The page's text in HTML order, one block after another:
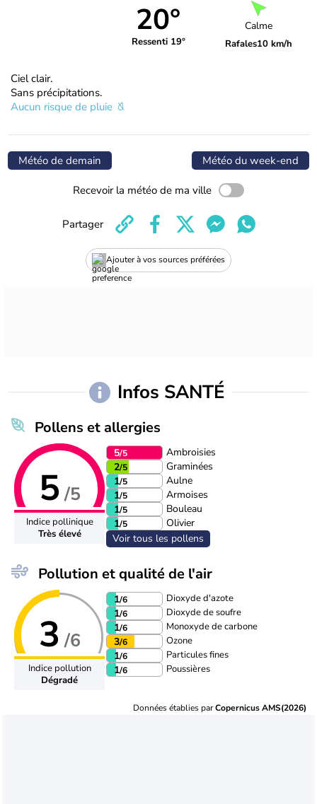
20°
Ressenti 19°
Calme
Rafales10 km/h
Ciel clair.
Sans précipitations.
Aucun risque de pluie
Météo de demain Météo du week-end
Recevoir la météo de ma ville
Ajouter à vos sources préférées
Partager
Infos SANTÉ
Pollens et allergies
5 /5
Indice pollinique
Très élevé
5/5
Ambroisies
2/5
Graminées
1/5
Aulne
1/5
Armoises
1/5
Bouleau
1/5
Olivier
Voir tous les pollens
Pollution et qualité de l'air
3 /6
Indice pollution
Dégradé
1/6 Dioxyde d'azote
1/6 Dioxyde de soufre
1/6 Monoxyde de carbone
3/6 Ozone
1/6 Particules fines
1/6 Poussières
Données établies parCopernicus AMS(2026)